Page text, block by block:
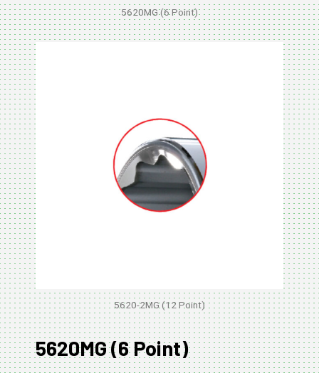
5620MG (6 Point)
5620-2MG (12 Point)
5620MG (6 Point)